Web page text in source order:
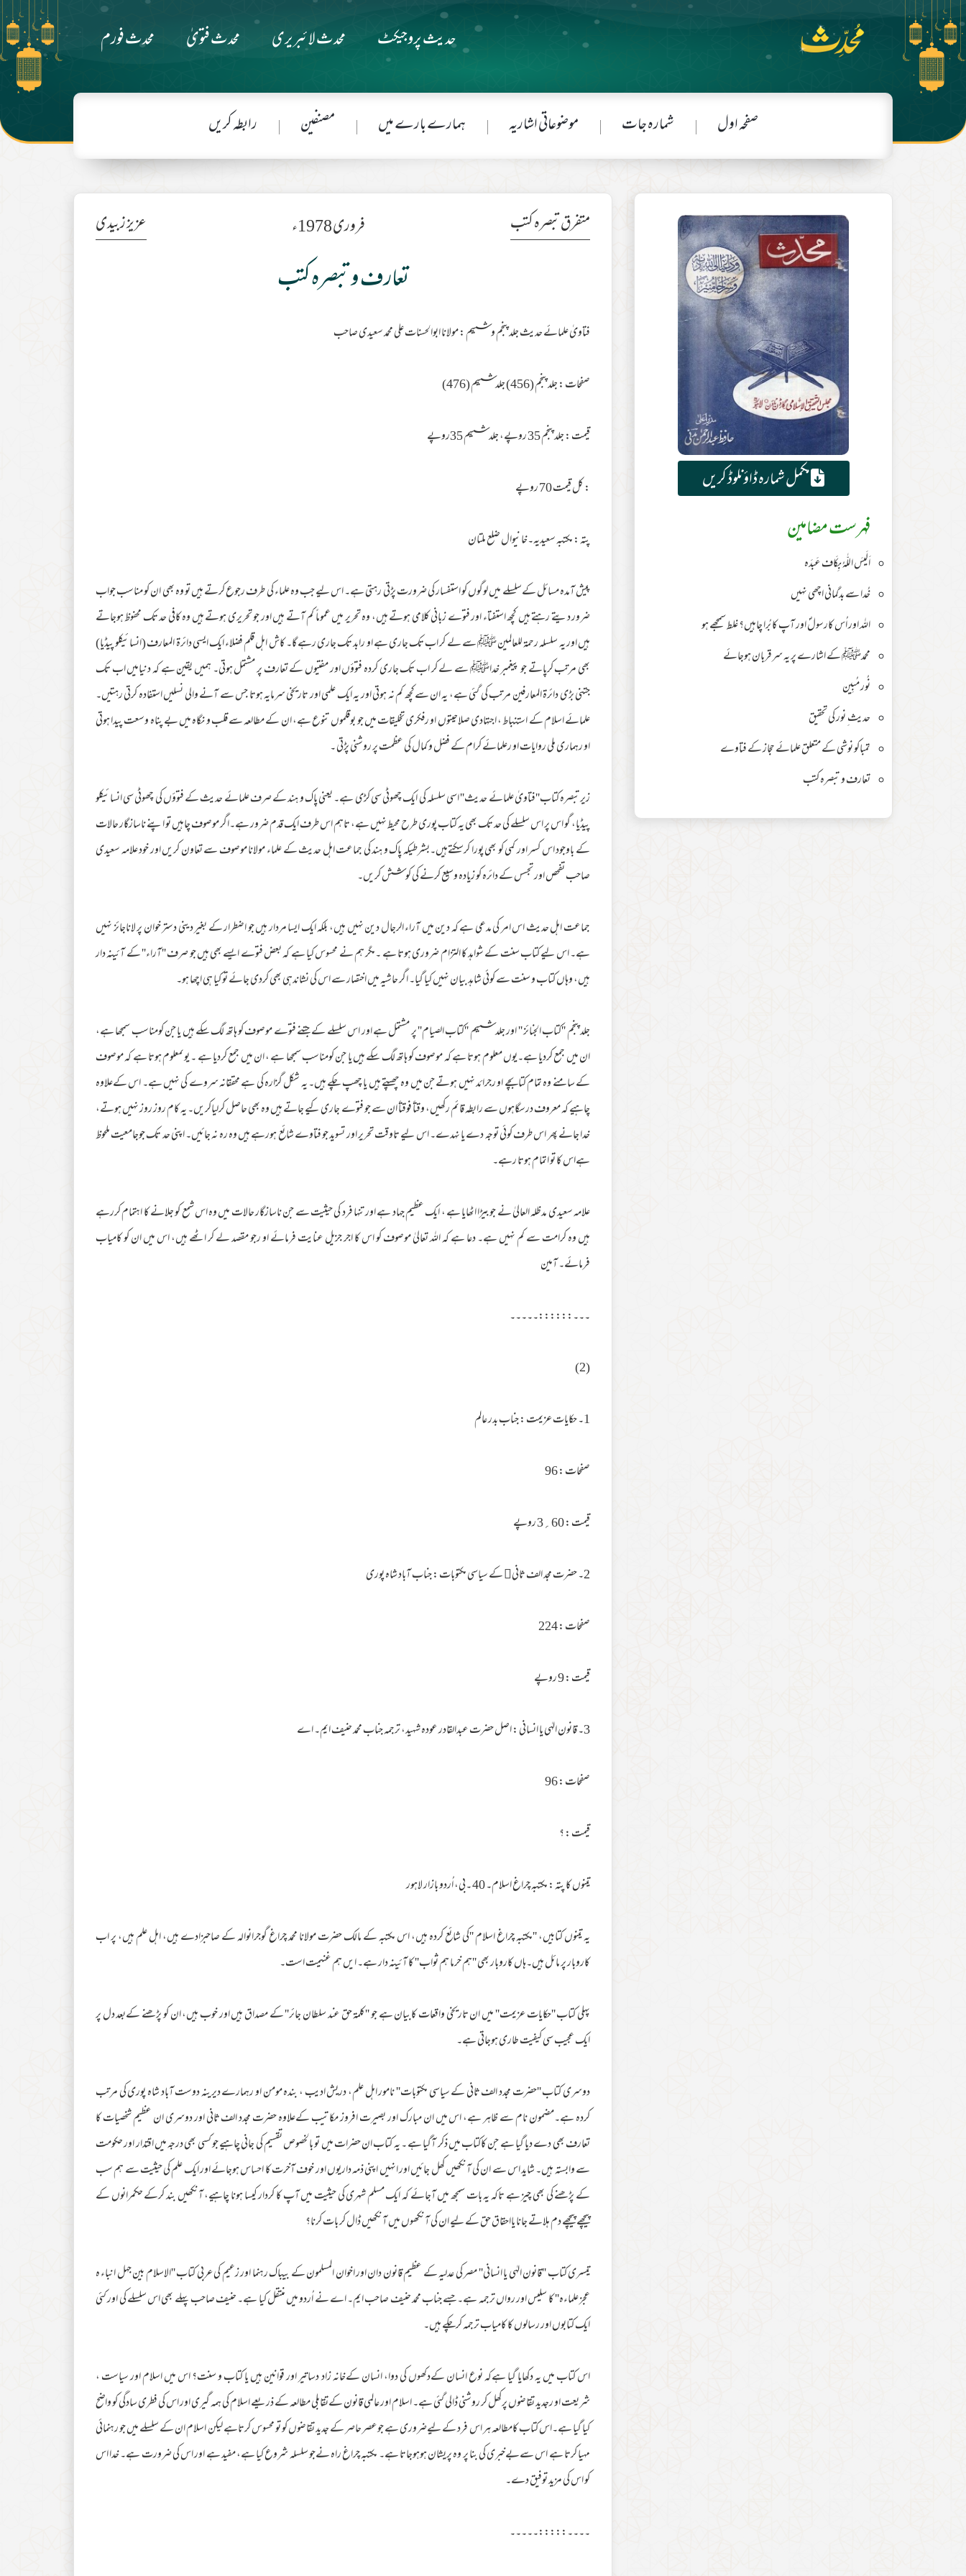
حدیث پروجیکٹ محدث لائبریری محدث فتویٰ محدث فورم
صفحہ اول شمارہ جات موضوعاتی اشاریہ ہمارے بارے میں مصنفین رابطہ کریں
مکمل شمارہ ڈاؤنلوڈ کریں
فہرست مضامین
اَلَیسَ اللّٰہُ بِکَاف عَبدَہ
خُدا سے بدگمانی اچھی نہیں
اللہ اور اُس کارسولؐ اور آپ کا بُرا چاہیں؟ غلط سمجھے ہو
محمدﷺ کے اشارے پر یہ سرقربان ہوجائے
نُور مُبِین
حدیث ِ نور کی تحقیق
تمباکو نوشی کے متعلق علمائے حجاز کے فتاوے
تعارف و تبصرہ کتب
متفرق تبصرہ کتب فروری 1978ء عزیز زبیدی
تعارف و تبصرہ کتب
فتاویٰ علمائے حدیث جلد پنجم و ششم : مولانا ابوالحسنات علی محمد سعیدی صاحب
صفحات : جلد پنجم (456) جلدششم (476)
قیمت : جلد پنجم 35 روپے، جلد ششم 35روپے
: کل قیمت 70 روپے
پتہ : مکتبہ سعیدیہ۔خانیوال ضلع ملتان
پیش آمدہ مسائل کےسلسلے میں لوگوں کو استفسار کی ضرورت پڑتی رہتی ہے۔ اس لیے جب وہ علماء کی طرف رجوع کرتے ہیں تو وہ بھی ان کو مناسب جواب
ضرور دیتے رہتے ہیں کچھ استفتاء اور فتوے زبانی کلامی ہوتے ہیں، وہ تحریر میں عموماً کم آتے ہیں اور جو تحریری ہوتے ہیں وہ کافی حد تک محفوظ ہوجاتے
ہیں اور یہ سلسلہ رحمۃ للعالمین ﷺ سے لے کر اب تک جاری ہے او رابد تک جاری رہے گا۔ کاش اہل قلم فضلاء ایک ایسی دائرۃ المعارف (انسائیکلو پیڈیا)
بھی مرتب کرپاتے جو پیغمبر خداﷺ سے لے کر اب تک جاری کردہ فتوؤں اور مفتیوں کے تعارف پر مشتمل ہوتی۔ ہمیں یقین ہے کہ دنیامیں اب تک
جتنی بڑی دائرۃ المعارفین مرتب کی گئی ہے، یہ ان سےکچھ کم نہ ہوتی اور یہ ایک علمی اور تاریخی سرمایہ ہوتا جس سے آنے والی نسلیں استفادہ کرتی رہتیں۔
علمائے اسلام کے استنباط ، اجتہادی صلاحیتوں او رفکری تخلیقات میں جو بوقلموں تنوع ہے، ان کے مطالعہ سے قلب و نگاہ میں بے پناہ وسعت پیدا ہوتی
او رہماری ملی روایات او رعلمائے کرام کے فضل و کمال کی عظمت پر روشنی پڑتی ۔
زیرتبصرہ کتاب''فتاویٰ علمائے حدیث'' اسی سلسلہ کی ایک چھوٹی سی کڑی ہے۔ یعنی پاک و ہند کے صرف علمائے حدیث کے فتوؤں کی چھوٹی سی انسائیکلو
پیڈیا، گو اس پر اس سلسلے کی حد تک بھی یہ کتاب پوری طرح محیط نہیں ہے، تاہم اس طرف ایک قدم ضرور ہے۔اگر موصوف چاہیں تو اپنے ناسازگار حالات
کے باوجود اس کسر اور کمی کو بھی پورا کرسکتےہیں۔بشرطیکہ پاک و ہند کی جماعت اہل حدیث کے علماء مولانا موصوف سے تعاون کریں اور خود علامہ سعیدی
صاحب تفحص اور تجسس کے دائرہ کو زیادہ وسیع کرنے کی کوشش کریں۔
جماعت اہل حدیث اس امر کی مدعی ہے کہ دین میں آراء الرجال دین نہیں ہیں، بلکہ ایک ایسا مردار ہیں جو اضطرار کے بغیر دینی دستر خوان پر لاناجائز نہیں
ہے۔ اس لیے کتاب سنت کے شواہد کا التزام ضروری ہوتا ہے ۔مگر ہم نے محسوس کیا ہے کہ بعض فتوے ایسے بھی ہیں جو صرف ''آراء'' کے آئینہ دار
ہیں، وہاں کتاب و سنت سے کوئی شاہد بیان نہیں کیا گیا۔ اگر حاشیہ میں اختصار سے اس کی نشاندہی بھی کردی جائے تو کیا ہی اچھا ہو۔
جلد پنجم ''کتاب الجنائز '' اور جلد ششم ''کتاب الصیام'' پر مشتمل ہے اور اس سلسلے کے جتنے فتوے موصوف کو ہاتھ لگ سکے ہیں یا جن کومناسب سمجھا ہے،
ان میں جمع کردیا ہے۔یوں معلوم ہوتا ہے کہ موصوف کو ہاتھ لگ سکے ہیں یا جن کومناسب سمجھا ہے ، ان میں جمع کردیا ہے ۔ یوںمعلوم ہوتا ہے کہ موصوف
کے سامنے وہ تمام کتابچے او رجرائد نہیں ہوتے جن میں وہ چھپتے ہیں یا چھپ چکے ہیں۔ یہ شکل گزارہ کی ہے محققانہ سروے کی نہیں ہے۔ اس کےعلاوہ
چاہیے کہ معروف درسگاہوں سے رابطہ قائم رکھیں، وقتاً فوقتاً ان سے جو فتوے جاری کیے جاتے ہیں وہ بھی حاصل کرلیاکریں۔ یہ کام روز روز نہیں ہوتے،
خدا جانے پھر اس طرف کوئی توجہ دے یا نہدے۔ اس لیے تاوقت تحریر اور تسوید جو فتاوے شائع ہورہے ہیں وہ رہ نہ جائیں۔ اپنی حد تک جوجامعیت ملحوظ
ہےاس کا تو اتمام ہوتا رہے۔
علامہ سعیدی مدظلہ العالیٰ نے جوبیڑا اٹھایا ہے ، ایک عظیم جہاد ہے اورتنہا فرد کی حیثیت سے جن ناسازگار حالات میں وہ اس شمع کو جلانے کا اہتمام کررہے
ہیں وہ کرامت سے کم نہیں ہے۔ دعا ہے کہ اللہ تعالیٰ موصوف کو اس کا اجر جزیل عنایت فرمائے او رجو مقصد لے کر اٹھے ہیں، اس میں ان کو کامیاب
فرمائے۔ آمین
۔۔۔::::::۔۔۔۔۔
(2)
1۔ حکایات عزیمت : جناب بدر عالم
صفحات : 96
قیمت : 60؍3 روپے
2۔ حضرت مجد الف ثانی کے سیاسی مکتوبات : جناب آباد شاہ پوری
صفحات : 224
قیمت : 9 روپے
3۔ قانون الہٰی یا انسانی : اصل حضرت عبدالقادر عودہ شہید، ترجمہ جناب محمد حنیف ایم۔ اے
صفحات : 96
قیمت : ؟
تینوں کا پتہ : مکتبہ چراغ اسلام۔ 40 ۔بی، اُردو بازار لاہور
یہ تینوں کتابیں، ''مکتبہ چراغ اسلام ''کی شائع کردہ ہیں، اس مکتبہ کے مالک حضرت مولانا محمد چراغ گوجرانوالہ کے صاحبزادے ہیں، اہل علم ہیں، پر اب
کاروبار پر مائل ہیں۔ہاں کاروبار بھی ''ہم خرما ہم ثواب'' کا آئینہ دار ہے۔ ایں ہم غنیمت است۔
پہلی کتاب ''حکایات عزیمت'' میں ان تاریخی واقعات کابیان ہے جو ''کلمۃ حق عند سلطان جائر'' کے مصداق ہیں اور خوب ہیں، ان کو پڑھنے کےبعد دل پر
ایک عجیب سی کیفیت طاری ہوجاتی ہے۔
دوسری کتاب ''حضرت مجدد الف ثانی کے سیاسی مکتوبات'' نامور اہل علم، دریش ادیب ، بندہ مومن او رہمارے دیرینہ دوست آباد شاہ پوری کی مرتب
کردہ ہے۔مضمون نام سے ظاہر ہے، اس میں ان مبارک اور بصیرت افروز مکاتیب کےعلاوہ حضرت مجدد الف ثانی اور دوسری ان عظیم شخصیات کا
تعارف بھی دے دیا گیا ہے جن کاکتاب میں ذکر آگیا ہے ۔ یہ کتاب ان حضرات میں تو بالخصوص تقسیم کی جانی چاہیے جو کسی بھی درجہ میں اقتدار اور حکومت
سے وابستہ ہیں۔ شاید اس سے ان کی آنکھیں کھل جائیں اور انہیں اپنی ذمہ داریوں اور خوف آخرت کا احساس ہوجائے اور ایک علم کی حیثیت سے ہم سب
کے پڑھنے کی بھی چیز ہے تاکہ یہ بات سمجھ میں آجائے کہ ایک مسلم شہری کی حیثیت میں آپ کا کردار کیسا ہونا چاہیے، آنکھیں بند کرکے حکمرانوں کے
پیچھے پیچھے دم ہلاتے جانا یااحقاق حق کے لیے ان کی آنکھوں میں آنکھیں ڈال کر بات کرنا؟
تیسری کتاب ''قانون الہٰی یا انسانی'' مصر کی عدلیہ کے عظیم قانون دان اور اخوان المسلمون کے بیباک رہنما اور زعیم کی عربی کتاب ''الاسلام بین جہل انباء ہ
عجز علماءہ'' کا سلیس اور رواں ترجمہ ہے۔جسے جناب محمد حنیف صاحب ایم۔ اے نے اُردو میں منتقل کیا ہے۔ حنیف صاحب پہلے بھی اس سلسلے کی اور کئی
ایک کتابوں اور رسالوں کا کامیاب ترجمہ کرچکے ہیں۔
اس کتاب میں یہ دکھایا گیا ہےکہ نوع انسان کےدکھوں کی دوا، انسان کےخانہ زاد دساتیر اور قوانین ہیں یا کتاب و سنت؟ اس میں اسلام اور سیاست ،
شریعت او رجدید تقاضوں پرکھل کر روشنی ڈالی گئی ہے۔ اسلام اور عالمی قانون کےتقابلی مطالعہ کے ذریعے اسلام کی ہمہ گیری اور اس کی فطری سادگی کو واضح
کیا گیا ہے۔اس کتاب کامطالعہ ہر اس فرد کے لیےضروری ہے جوعصر حاصر کے جدید تقاضوں کو تو محسوس کرتاہے لیکن اسلام ان کے سلسلے میں جو رہنمائی
مہیا کرتا ہے اس سےبےخبری کی بنا پر وہ پریشان ہوہوجاتا ہے۔ مکتبہ چراغ راہ نےجو سلسلہ شروع کیا ہے، مفید ہے اور اس کی ضرورت ہے۔ خدا اس
کو اس کی مزید توفیق دے۔
۔۔۔۔:::::۔۔۔۔۔